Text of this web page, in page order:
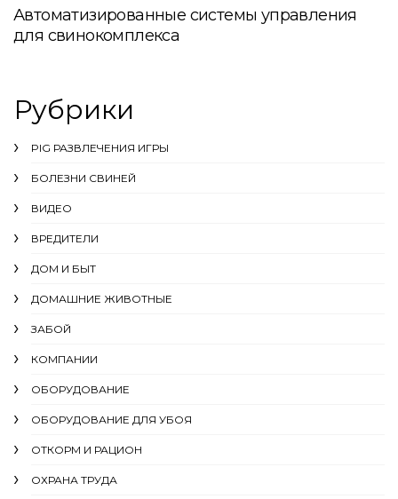
Автоматизированные системы управления
для свинокомплекса
Рубрики
PIG РАЗВЛЕЧЕНИЯ ИГРЫ
БОЛЕЗНИ СВИНЕЙ
ВИДЕО
ВРЕДИТЕЛИ
ДОМ И БЫТ
ДОМАШНИЕ ЖИВОТНЫЕ
ЗАБОЙ
КОМПАНИИ
ОБОРУДОВАНИЕ
ОБОРУДОВАНИЕ ДЛЯ УБОЯ
ОТКОРМ И РАЦИОН
ОХРАНА ТРУДА